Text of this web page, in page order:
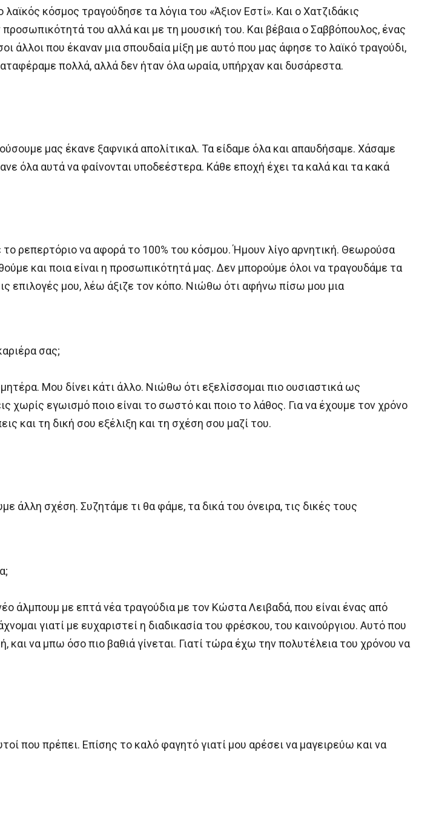
κόσμος τραγούδησε τα λόγια του «Άξιον Εστί». Και ο Χατζιδάκις
του αλλά και με τη μουσική του. Και βέβαια ο Σαββόπουλος, ένας
άλλοι που έκαναν μια σπουδαία μίξη με αυτό που μας άφησε το λαϊκό τραγούδι,
πολλά, αλλά δεν ήταν όλα ωραία, υπήρχαν και δυσάρεστα.
μας έκανε ξαφνικά απολίτικαλ. Τα είδαμε όλα και απαυδήσαμε. Χάσαμε
όλα αυτά να φαίνονται υποδεέστερα. Κάθε εποχή έχει τα καλά και τα κακά
ρεπερτόριο να αφορά το 100% του κόσμου. Ήμουν λίγο αρνητική. Θεωρούσα
και ποια είναι η προσωπικότητά μας. Δεν μπορούμε όλοι να τραγουδάμε τα
επιλογές μου, λέω άξιζε τον κόπο. Νιώθω ότι αφήνω πίσω μου μια
σας;
Μου δίνει κάτι άλλο. Νιώθω ότι εξελίσσομαι πιο ουσιαστικά ως
εγωισμό ποιο είναι το σωστό και ποιο το λάθος. Για να έχουμε τον χρόνο
και τη δική σου εξέλιξη και τη σχέση σου μαζί του.
άλλη σχέση. Συζητάμε τι θα φάμε, τα δικά του όνειρα, τις δικές τους
άλμπουμ με επτά νέα τραγούδια με τον Κώστα Λειβαδά, που είναι ένας από
γιατί με ευχαριστεί η διαδικασία του φρέσκου, του καινούργιου. Αυτό που
και να μπω όσο πιο βαθιά γίνεται. Γιατί τώρα έχω την πολυτέλεια του χρόνου να
που πρέπει. Επίσης το καλό φαγητό γιατί μου αρέσει να μαγειρεύω και να